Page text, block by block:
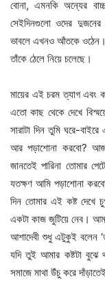
বোনা, এমনকি অন্যের
সেইদিনগুলো ওদের দুজনের
ভাবলে এখনও আঁতকে
তাঁকে ঠেলে নিয়ে চলেছে।
মায়ের এই চরম ত্যাগ এবং
এতো কাছ থেকে দেখে
সারাটা দিন তুমি ঘরে-
আর পড়াশোনা করবো?
জানতেই পারিনা তোমার
যতক্ষণ আমি পড়াশোনা
দিন তোমার এই কষ্ট দেখে
একটা কাজ জুটিয়ে নেব।
আশাদেবী শুধু এটুকুই বলেন
যদি তুই আমার কষ্টটা বুঝে
সমাজে মাথা উঁচু করে